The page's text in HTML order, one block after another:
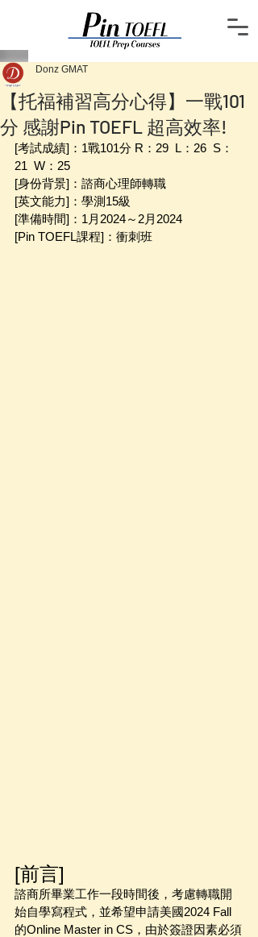
【托福補習高分心得】一戰101
分 感謝Pin TOEFL 超高效率!
Donz GMAT
[考試成績]：1戰101分 R：29  L：26  S：
21  W：25
[身份背景]：諮商心理師轉職
[英文能力]：學測15級
[準備時間]：1月2024～2月2024
[Pin TOEFL課程]：衝刺班
[前言]
諮商所畢業工作一段時間後，考慮轉職開
始自學寫程式，並希望申請美國2024 Fall
的Online Master in CS，由於簽證因素必須